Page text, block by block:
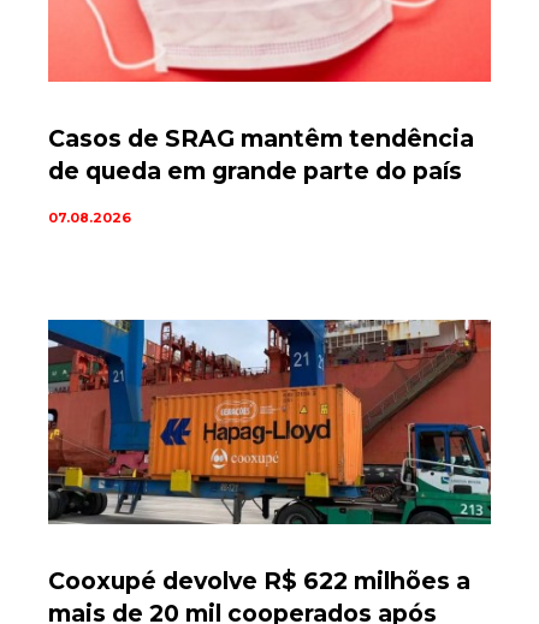
Casos de SRAG mantêm tendência
de queda em grande parte do país
07.08.2026
Cooxupé devolve R$ 622 milhões a
mais de 20 mil cooperados após